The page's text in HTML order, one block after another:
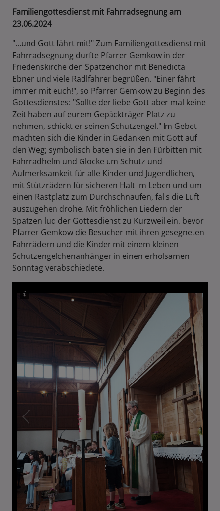
Familiengottesdienst mit Fahrradsegnung am
23.06.2024
"...und Gott fährt mit!" Zum Familiengottesdienst mit
Fahrradsegnung durfte Pfarrer Gemkow in der
Friedenskirche den Spatzenchor mit Benedicta
Ebner und viele Radlfahrer begrüßen. "Einer fährt
immer mit euch!", so Pfarrer Gemkow zu Beginn des
Gottesdienstes: "Sollte der liebe Gott aber mal keine
Zeit haben auf eurem Gepäckträger Platz zu
nehmen, schickt er seinen Schutzengel." Im Gebet
machten sich die Kinder in Gedanken mit Gott auf
den Weg; symbolisch baten sie in den Fürbitten mit
Fahrradhelm und Glocke um Schutz und
Aufmerksamkeit für alle Kinder und Jugendlichen,
mit Stützrädern für sicheren Halt im Leben und um
einen Rastplatz zum Durchschnaufen, falls die Luft
auszugehen drohe. Mit fröhlichen Liedern der
Spatzen lud der Gottesdienst zu Kurzweil ein, bevor
Pfarrer Gemkow die Besucher mit ihren gesegneten
Fahrrädern und die Kinder mit einem kleinen
Schutzengelchenanhänger in einen erholsamen
Sonntag verabschiedete.